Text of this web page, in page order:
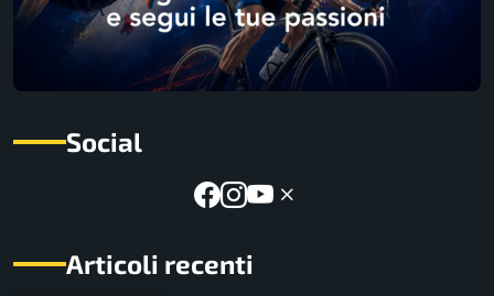
Social
Articoli recenti